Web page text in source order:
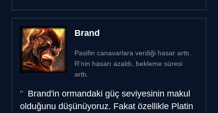
Brand
Pasifin canavarlara verdiği hasar arttı.
R'nin hasarı azaldı, bekleme süresi
arttı.
Brand'in ormandaki güç seviyesinin makul
olduğunu düşünüyoruz. Fakat özellikle Platin